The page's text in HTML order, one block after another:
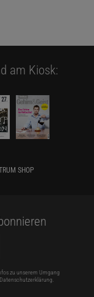
am Kiosk:
SHOP
zu unserem Umgang
Datenschutzerklärung